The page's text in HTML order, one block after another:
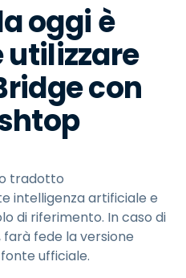
oggi è
utilizzare
con
tradotto
intelligenza artificiale e
di riferimento. In caso di
fede la versione
ufficiale.